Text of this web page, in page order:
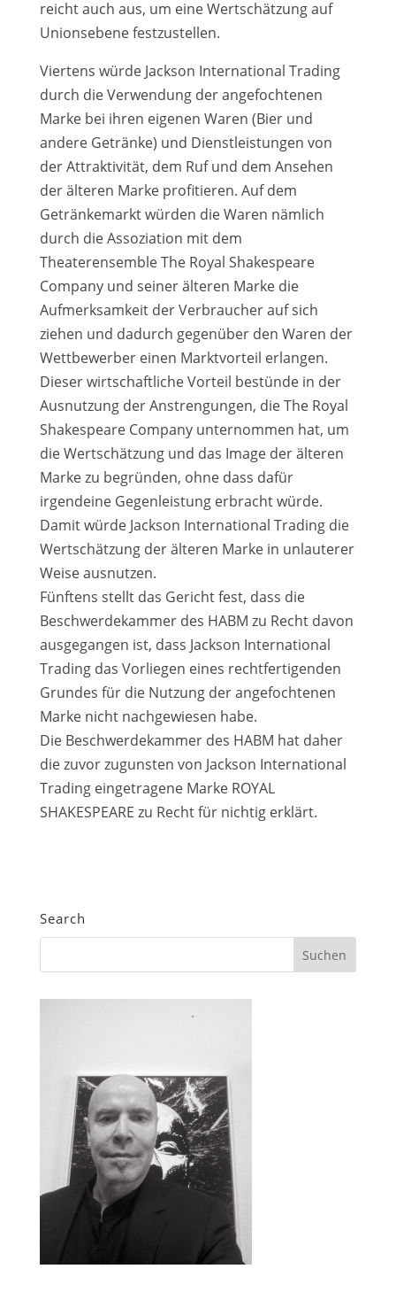
reicht auch aus, um eine Wertschätzung auf
Unionsebene festzustellen.
Viertens würde Jackson International Trading
durch die Verwendung der angefochtenen
Marke bei ihren eigenen Waren (Bier und
andere Getränke) und Dienstleistungen von
der Attraktivität, dem Ruf und dem Ansehen
der älteren Marke profitieren. Auf dem
Getränkemarkt würden die Waren nämlich
durch die Assoziation mit dem
Theaterensemble The Royal Shakespeare
Company und seiner älteren Marke die
Aufmerksamkeit der Verbraucher auf sich
ziehen und dadurch gegenüber den Waren der
Wettbewerber einen Marktvorteil erlangen.
Dieser wirtschaftliche Vorteil bestünde in der
Ausnutzung der Anstrengungen, die The Royal
Shakespeare Company unternommen hat, um
die Wertschätzung und das Image der älteren
Marke zu begründen, ohne dass dafür
irgendeine Gegenleistung erbracht würde.
Damit würde Jackson International Trading die
Wertschätzung der älteren Marke in unlauterer
Weise ausnutzen.
Fünftens stellt das Gericht fest, dass die
Beschwerdekammer des HABM zu Recht davon
ausgegangen ist, dass Jackson International
Trading das Vorliegen eines rechtfertigenden
Grundes für die Nutzung der angefochtenen
Marke nicht nachgewiesen habe.
Die Beschwerdekammer des HABM hat daher
die zuvor zugunsten von Jackson International
Trading eingetragene Marke ROYAL
SHAKESPEARE zu Recht für nichtig erklärt.
Search